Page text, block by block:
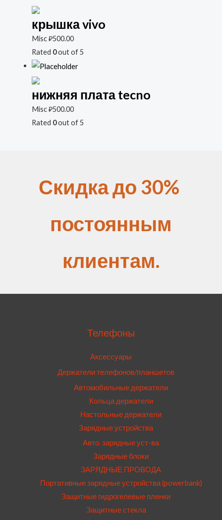
крышка vivo
Misc₽500.00
Rated 0out of 5
нижняя плата tecno
Misc₽500.00
Rated 0out of 5
Скидка до 30%
постоянным
клиентам.
Телефоны
Аксессуары
Держатели телефонов/планшетов
Автомобильные держатели
Кольца держатели
Настольные держатели
Зарядные устройства
Авто. зарядные уст-ва
Зарядные блоки
ЗАРЯДНЫЕ ПРОВОДА
Портативные зарядные устройства (powerbank)
Защитные гидрогелевые пленки
Защитные стекла